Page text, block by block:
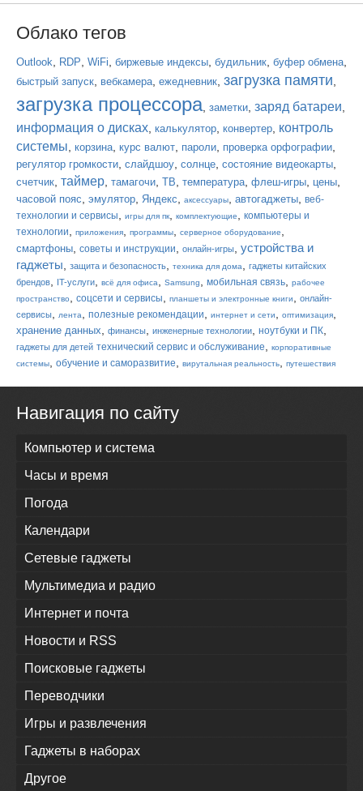
Облако тегов
Outlook RDP WiFi биржевые индексы будильник буфер обмена
быстрый запуск вебкамера ежедневник загрузка памяти
загрузка процессора, заметки заряд батареи
информация о дисках калькулятор конвертер контроль
системы корзина курс валют пароли проверка орфографии
регулятор громкости слайдшоу солнце состояние видеокарты
счетчик таймер тамагочи ТВ температура флеш-игры цены
часовой пояс эмулятор Яндекс аксессуары автогаджеты веб-
технологии и сервисы
игры для пк комплектующие
компьютеры и
технологии
приложения программы серверное оборудование
смартфоны советы и инструкции онлайн-игры
устройства и
гаджеты
защита и безопасность техника для дома
гаджеты китайских
брендов
IT-услуги всё для офиса Samsung мобильная связь
рабочее
пространство
соцсети и сервисы планшеты и электронные книги
онлайн-
сервисы
лента полезные рекомендации интернет и сети оптимизация
хранение данных финансы инженерные технологии ноутбуки и ПК
гаджеты для детей технический сервис и обслуживание
корпоративные
системы
обучение и саморазвитие вирутальная реальность путешествия
Навигация по сайту
Компьютер и система
Часы и время
Погода
Календари
Сетевые гаджеты
Мультимедиа и радио
Интернет и почта
Новости и RSS
Поисковые гаджеты
Переводчики
Игры и развлечения
Гаджеты в наборах
Другое